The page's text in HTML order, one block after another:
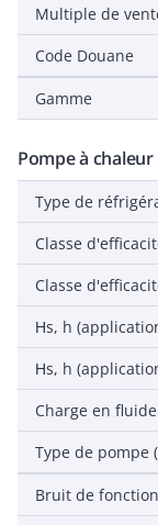
Multiple de
Code Douane
Gamme
Pompe à
Type de
Bruit de